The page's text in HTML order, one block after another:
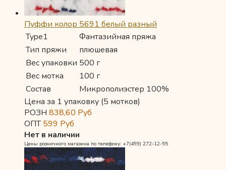
Пуффи колор 5691 белый разный
Type1
Фантазийная пряжа
Тип пряжи
плюшевая
Вес упаковки 500 г
Вес мотка
100 г
Состав
Микрополиэстер 100%
Цена за 1 упаковку (5 мотков)
РОЗН 838,60 Руб
ОПТ599 Руб
Нет в наличии
Цены розничного магазина по телефону: +7(499) 272-12-55